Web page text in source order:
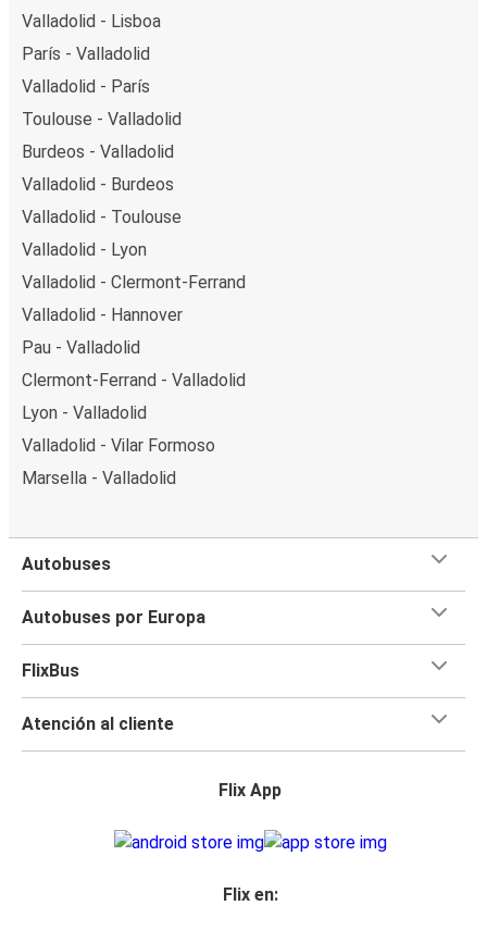
Valladolid - Lisboa
París - Valladolid
Valladolid - París
Toulouse - Valladolid
Burdeos - Valladolid
Valladolid - Burdeos
Valladolid - Toulouse
Valladolid - Lyon
Valladolid - Clermont-Ferrand
Valladolid - Hannover
Pau - Valladolid
Clermont-Ferrand - Valladolid
Lyon - Valladolid
Valladolid - Vilar Formoso
Marsella - Valladolid
Autobuses
Autobuses por Europa
FlixBus
Atención al cliente
Flix App
Flix en: